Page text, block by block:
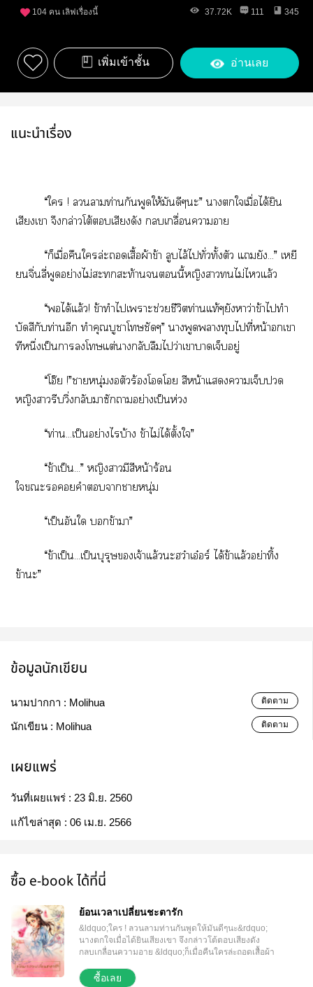
104 คน เลิฟเรื่องนี้ 37.72K 111 345
เพิ่มเข้าชั้น อ่านเลย
แนะนำเรื่อง
“ใ ! าท่านกันพูดให้มันดีๆะ” าใเมื่อได้ยิน
เสียงเา จึงกล่าวโต้เสียงดัง กลบเกลื่อนาา
“ก็เมื่อคืนใล่ะเสื้อผ้าข้า ลูบไล้ไทั่วทั้งตัว แยัง...” เหยี
ยนจิ่นลี่พูดอย่างไม่สะทกสะท้านนี้หญิงาไม่ไแล้ว
“ได้แล้ว! ข้าทำไเาะช่วยชีวิตท่านแท้ๆยังหาว่าข้าไทำ
บัดสีกับท่านอีก ทำคุณบูชาโชัดๆ” าพูดาทุบไที่หน้าอกเา
ทีหนึ่งเป็นาโแต่ากลับลืมไว่าเาาเจ็บอยู่
“โอ๊ย !”าหนุ่มตัวร้องโโ สีหน้าแาเจ็บ
หญิงารีบวิ่งกลับาซักาอย่างเป็นห่วง
“ท่าน...เป็นอย่างไรบ้าง ข้าไม่ได้ตั้งใ”
“ข้าเป็น...” หญิงามีสีหน้าร้อน
ใะคำาาหนุ่ม
“เป็นอันใ ข้ามา”
“ข้าเป็น...เป็นบุรุษเจ้าแล้วะฮว๋าเอ๋อร์ ได้ข้าแล้วอย่าทิ้ง
ข้าะ”
ข้อมูลนักเขียน
นามปากกา : Molihua ติดตาม
นักเขียน : Molihua ติดตาม
เผยแพร่
วันที่เผยแพร่ : 23 มิ.ย. 2560
แก้ไขล่าสุด : 06 เม.ย. 2566
ซื้อ e-book ได้ที่นี่
ย้อนเวลาเปลี่ยนชะตารัก
&ldquo;ใคร ! ลวนลามท่านกันพูดให้มันดีๆนะ&rdquo;
นางตกใจเมื่อได้ยินเสียงเขา จึงกล่าวโต้ตอบเสียงดัง
กลบเกลื่อนความอาย &ldquo;ก็เมื่อคืนใครล่ะถอดเสื้อผ้า
อย่างไม่สะทกสะท้านจนตอนนี้หญิงสาวทนไม่ไหวแล้ว
ซื้อเลย